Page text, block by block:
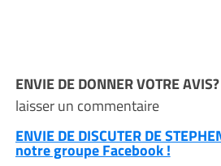
ENVIE DE DONNER VOTRE AVIS?
laisser un commentaire
ENVIE DE DISCUTER DE
notre groupe Facebook !